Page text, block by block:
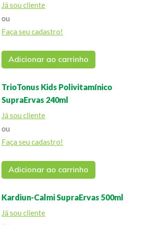
Já sou cliente
ou
Faça seu cadastro!
Adicionar ao carrinho
TrioTonus Kids Polivitamínico
SupraErvas 240ml
Já sou cliente
ou
Faça seu cadastro!
Adicionar ao carrinho
Kardiun-Calmi SupraErvas 500ml
Já sou cliente